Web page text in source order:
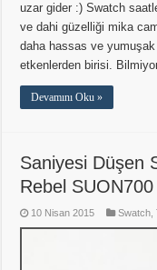
uzar gider :) Swatch
ve dahi güzelliği mika
daha hassas ve yumuşak
etkenlerden birisi.
Devamını Oku »
Saniyesi Düşen
Rebel SUON700
10 Nisan 2015 Swatch ,